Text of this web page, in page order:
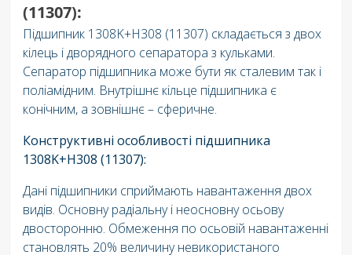
(11307):
Підшипник 1308K+H308 (11307) складається з двох
кілець і дворядного сепаратора з кульками.
Сепаратор підшипника може бути як сталевим так і
поліамідним. Внутрішнє кільце підшипника є
конічним, а зовнішнє – сферичне.
Конструктивні особливості підшипника
1308K+H308 (11307):
Дані підшипники сприймають навантаження двох
видів. Основну радіальну і неосновну осьову
двосторонню. Обмеження по осьовій навантаженні
становлять 20% величину невикористаного